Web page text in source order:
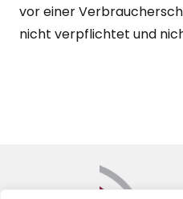
vor einer
nicht verpflichtet und